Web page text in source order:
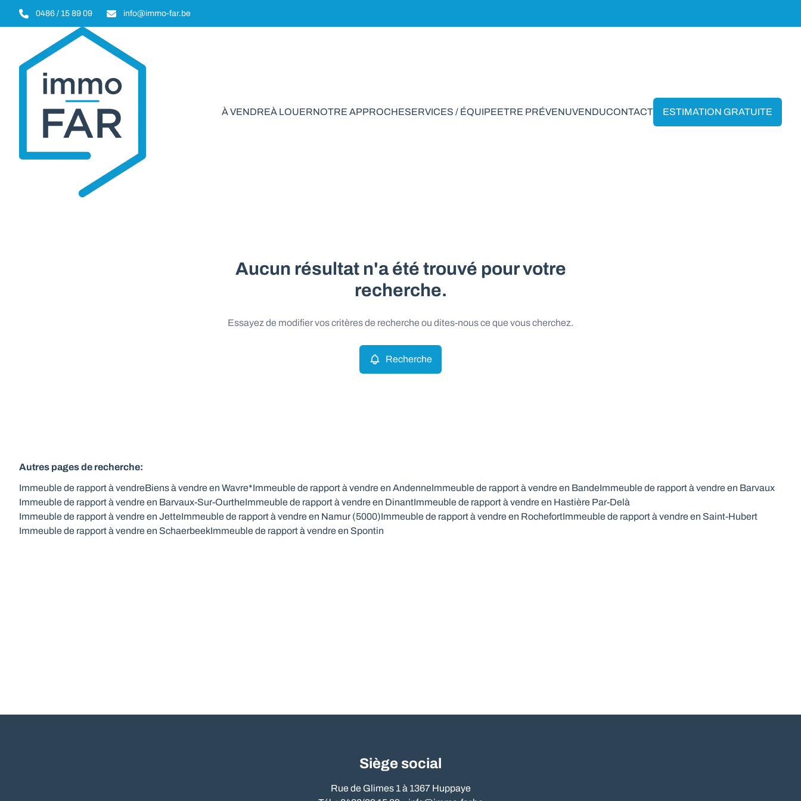
Aller au contenu principal
0486 / 15 89 09 info@immo-far.be
À VENDREÀ LOUERNOTRE APPROCHESERVICES / ÉQUIPEETRE PRÉVENUVENDUCONTACT ESTIMATION GRATUITE
Immeuble de rapport à vendre en Wavre*
Aucun résultat n'a été trouvé pour votre
recherche.
Essayez de modifier vos critères de recherche ou dites-nous ce que vous cherchez.
Recherche
Autres pages de recherche:
Immeuble de rapport à vendreBiens à vendre en Wavre*Immeuble de rapport à vendre en AndenneImmeuble de rapport à vendre en BandeImmeuble de rapport à vendre en Barvaux
Immeuble de rapport à vendre en Barvaux-Sur-OurtheImmeuble de rapport à vendre en DinantImmeuble de rapport à vendre en Hastière Par-Delà
Immeuble de rapport à vendre en JetteImmeuble de rapport à vendre en Namur (5000)Immeuble de rapport à vendre en RochefortImmeuble de rapport à vendre en Saint-Hubert
Immeuble de rapport à vendre en SchaerbeekImmeuble de rapport à vendre en Spontin
Siège social
Rue de Glimes 1 à 1367 Huppaye